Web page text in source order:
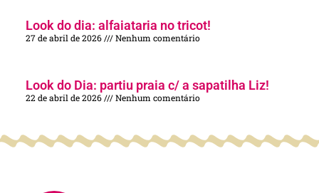
Look do dia: alfaiataria no tricot!
27 de abril de 2026 Nenhum comentário
Look do Dia: partiu praia c/ a sapatilha Liz!
22 de abril de 2026 Nenhum comentário